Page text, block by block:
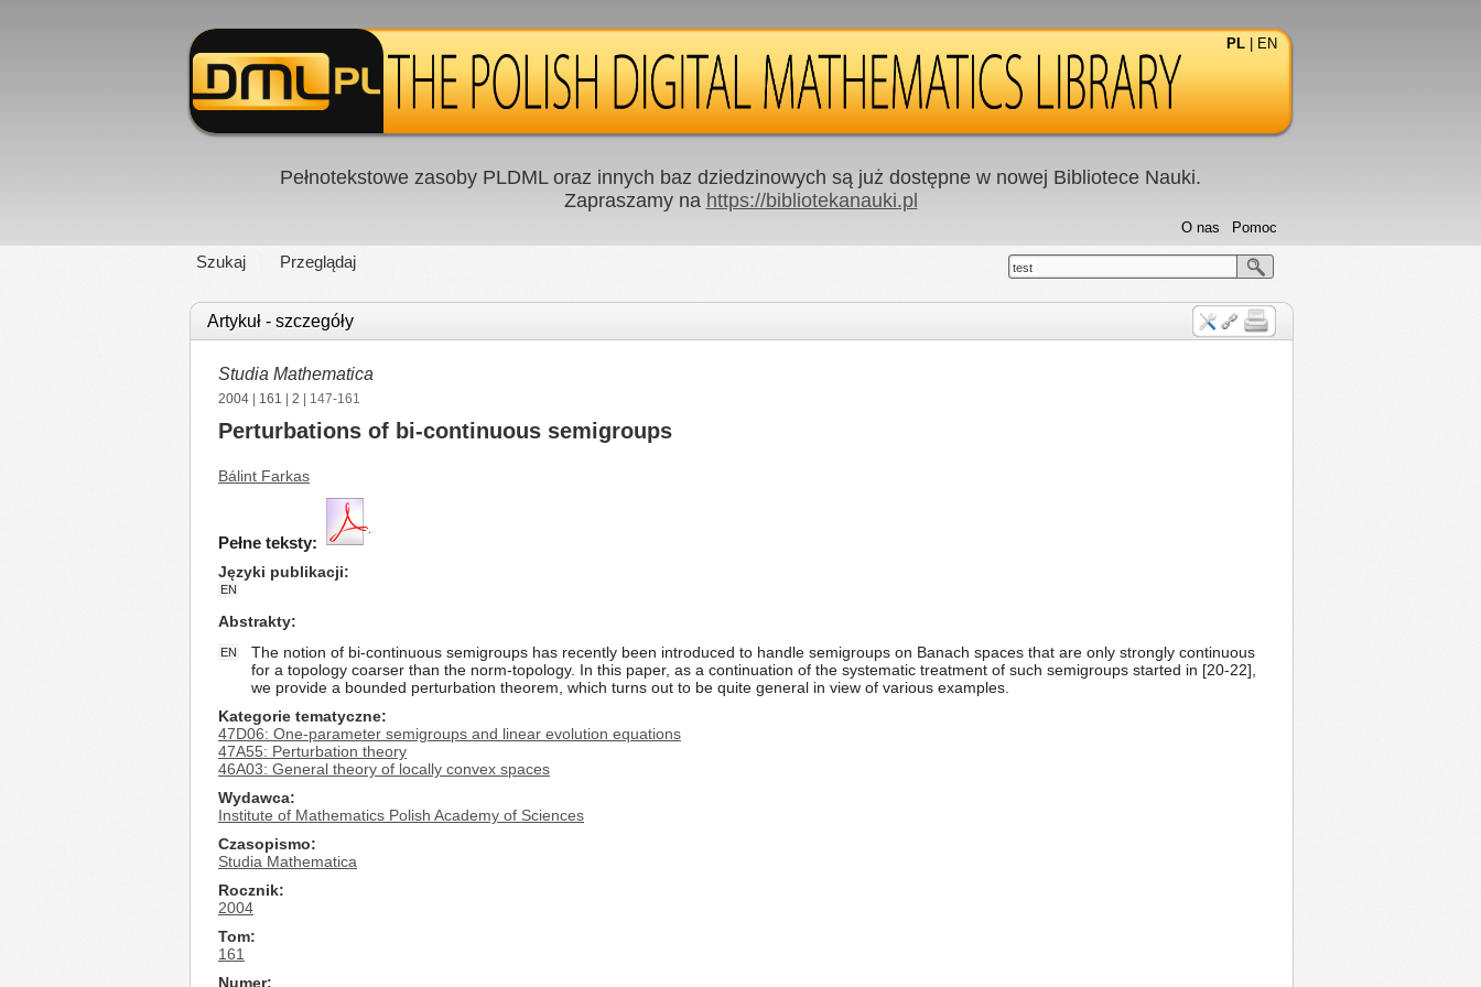
PL EN
Pełnotekstowe zasoby PLDML oraz innych baz dziedzinowych są już dostępne w nowej Bibliotece Nauki.
Zapraszamy na https://bibliotekanauki.pl
Szukaj Przeglądaj
Pomoc
O nas
test
Artykuł - szczegóły
Studia Mathematica
2004 161 2 | 147-161
Perturbations of bi-continuous semigroups
Bálint Farkas
Pełne teksty:
Języki publikacji
EN
Abstrakty
EN
The notion of bi-continuous semigroups has recently been introduced to handle semigroups on Banach spaces that are only strongly continuous
for a topology coarser than the norm-topology. In this paper, as a continuation of the systematic treatment of such semigroups started in [20-22],
we provide a bounded perturbation theorem, which turns out to be quite general in view of various examples.
Kategorie tematyczne
47D06: One-parameter semigroups and linear evolution equations
47A55: Perturbation theory
46A03: General theory of locally convex spaces
Wydawca
Institute of Mathematics Polish Academy of Sciences
Czasopismo
Studia Mathematica
Rocznik
2004
Tom
161
Numer